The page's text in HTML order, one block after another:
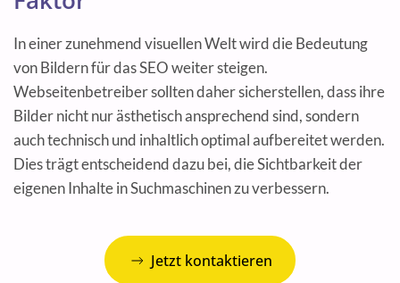
In einer zunehmend visuellen Welt wird die Bedeutung
von Bildern für das SEO weiter steigen.
Webseitenbetreiber sollten daher sicherstellen, dass ihre
Bilder nicht nur ästhetisch ansprechend sind, sondern
auch technisch und inhaltlich optimal aufbereitet werden.
Dies trägt entscheidend dazu bei, die Sichtbarkeit der
eigenen Inhalte in Suchmaschinen zu verbessern.
Jetzt kontaktieren